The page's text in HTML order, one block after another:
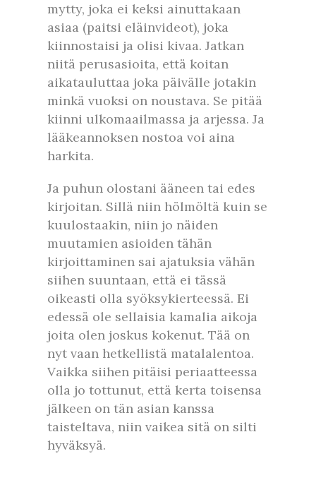
mytty, joka ei keksi ainuttakaan
asiaa (paitsi eläinvideot), joka
kiinnostaisi ja olisi kivaa. Jatkan
niitä perusasioita, että koitan
aikatauluttaa joka päivälle jotakin
minkä vuoksi on noustava. Se pitää
kiinni ulkomaailmassa ja arjessa. Ja
lääkeannoksen nostoa voi aina
harkita.
Ja puhun olostani ääneen tai edes
kirjoitan. Sillä niin hölmöltä kuin se
kuulostaakin, niin jo näiden
muutamien asioiden tähän
kirjoittaminen sai ajatuksia vähän
siihen suuntaan, että ei tässä
oikeasti olla syöksykierteessä. Ei
edessä ole sellaisia kamalia aikoja
joita olen joskus kokenut. Tää on
nyt vaan hetkellistä matalalentoa.
Vaikka siihen pitäisi periaatteessa
olla jo tottunut, että kerta toisensa
jälkeen on tän asian kanssa
taisteltava, niin vaikea sitä on silti
hyväksyä.